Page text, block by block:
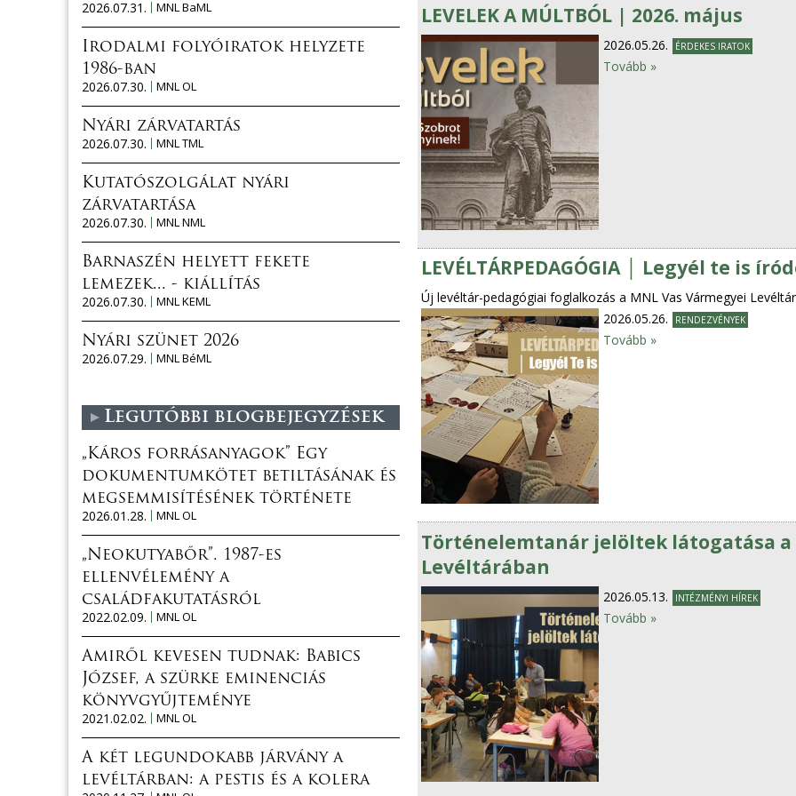
LEVELEK A MÚLTBÓL | 2026. május
2026.05.26. ÉRDEKES IRATOK
Tovább »
LEVÉLTÁRPEDAGÓGIA │ Legyél te is
Új levéltár-pedagógiai foglalkozás a MNL Vas Vármegyei
2026.05.26.
RENDEZVÉNYEK
Tovább »
Történelemtanár jelöltek látogatása a
Levéltárában
2026.05.13. INTÉZMÉNYI HÍREK
Tovább »
2026.07.31.
MNL BaML
Irodalmi folyóiratok helyzete
1986-ban
2026.07.30.
MNL OL
Nyári zárvatartás
2026.07.30.
MNL TML
Kutatószolgálat nyári
zárvatartása
2026.07.30.
MNL NML
Barnaszén helyett fekete
lemezek... - kiállítás
2026.07.30.
MNL KEML
Nyári szünet 2026
2026.07.29.
MNL BéML
Legutóbbi blogbejegyzések
„Káros forrásanyagok” Egy
dokumentumkötet betiltásának és
megsemmisítésének története
2026.01.28.
MNL OL
„Neokutyabőr”. 1987-es
ellenvélemény a
családfakutatásról
2022.02.09.
MNL OL
Amiről kevesen tudnak: Babics
József, a szürke eminenciás
könyvgyűjteménye
2021.02.02.
MNL OL
A két legundokabb járvány a
levéltárban: a pestis és a kolera